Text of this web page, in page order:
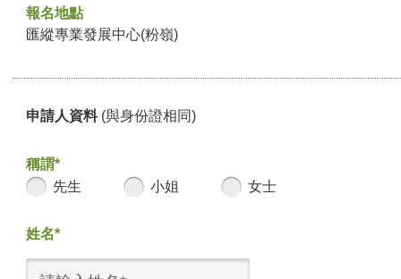
報名地點
匯縱專業發展中心(粉嶺)
申請人資料 (與身份證相同)
稱謂*
先生
小姐 女士
姓名*